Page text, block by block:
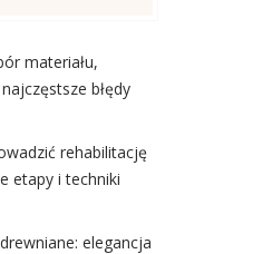
materiału,
błędy
rehabilitację
etapy i techniki
elegancja